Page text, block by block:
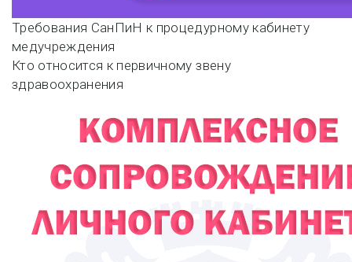
Навигация
по
записям
Требования СанПиН к процедурному кабинету
медучреждения
Кто относится к первичному звену
здравоохранения